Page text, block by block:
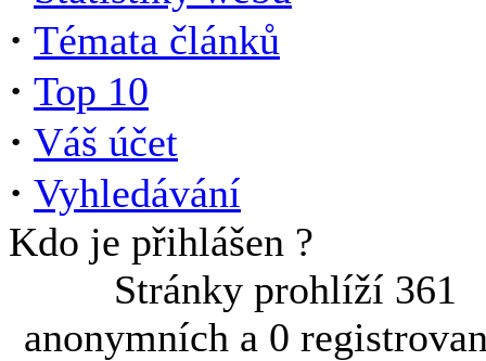
· Témata článků
· Top 10
· Váš účet
· Vyhledávání
Kdo je přihlášen ?
Stránky prohlíží 361
anonymních a 0